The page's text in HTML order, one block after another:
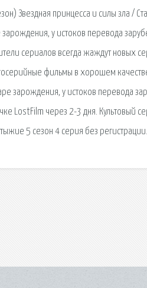
Звездная принцесса и силы зла /
зарождения, у истоков перевода
сериалов всегда жаждут новых
фильмы в хорошем
зарождения, у истоков перевода
LostFilm через 2-3 дня. Культовый
5 сезон 4 серия без регистрации.